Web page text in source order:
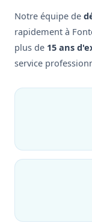
Notre équipe de
rapidement à
plus de 15 ans
service